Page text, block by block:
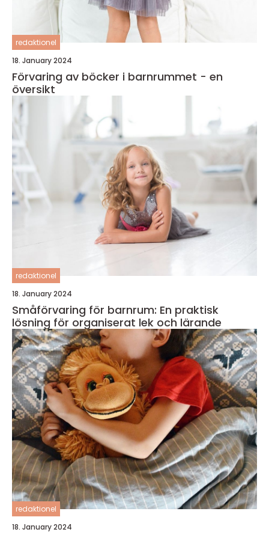
redaktionel
18. January 2024
Förvaring av böcker i barnrummet - en
översikt
redaktionel
18. January 2024
Småförvaring för barnrum: En praktisk
lösning för organiserat lek och lärande
redaktionel
18. January 2024